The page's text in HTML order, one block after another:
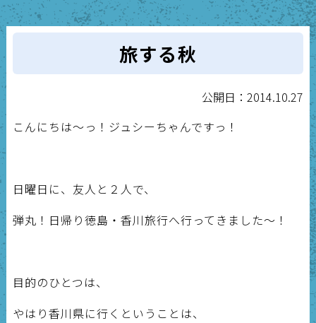
旅する秋
公開日：2014.10.27
こんにちは～っ！ジュシーちゃんですっ！
日曜日に、友人と２人で、
弾丸！日帰り徳島・香川旅行へ行ってきました～！
目的のひとつは、
やはり香川県に行くということは、